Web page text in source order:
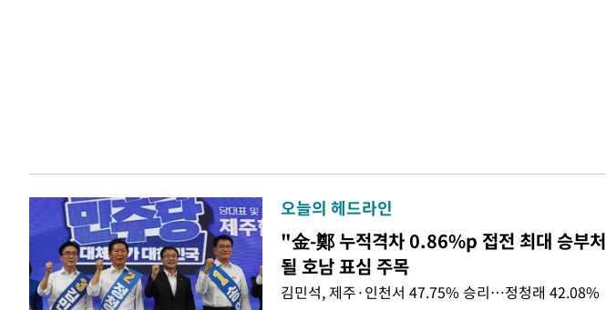
오늘의 헤드라인
"金-鄭 누적격차 0.86%p 접전 최대 승부처
될 호남 표심 주목
김민석, 제주·인천서 47.75% 승리…정청래 42.08%